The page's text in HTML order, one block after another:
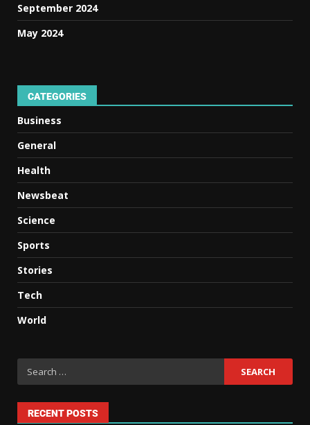
September 2024
May 2024
CATEGORIES
Business
General
Health
Newsbeat
Science
Sports
Stories
Tech
World
RECENT POSTS